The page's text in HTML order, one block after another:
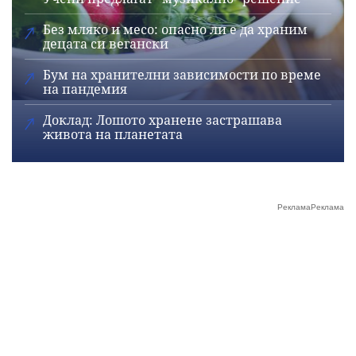
Без мляко и месо: опасно ли е да храним
децата си вегански
Бум на хранителни зависимости по време
на пандемия
Доклад: Лошото хранене застрашава
живота на планетата